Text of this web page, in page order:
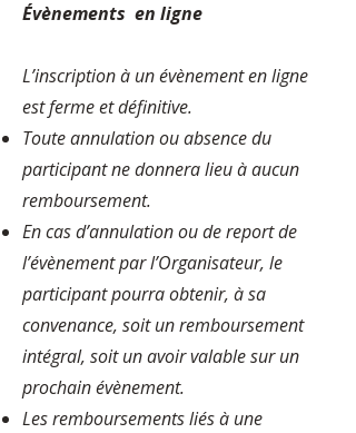
Évènements en ligne
L’inscription à un évènement en ligne
est ferme et définitive.
Toute annulation ou absence du
participant ne donnera lieu à aucun
remboursement.
En cas d’annulation ou de report de
l’évènement par l’Organisateur, le
participant pourra obtenir, à sa
convenance, soit un remboursement
intégral, soit un avoir valable sur un
prochain évènement.
Les remboursements liés à une